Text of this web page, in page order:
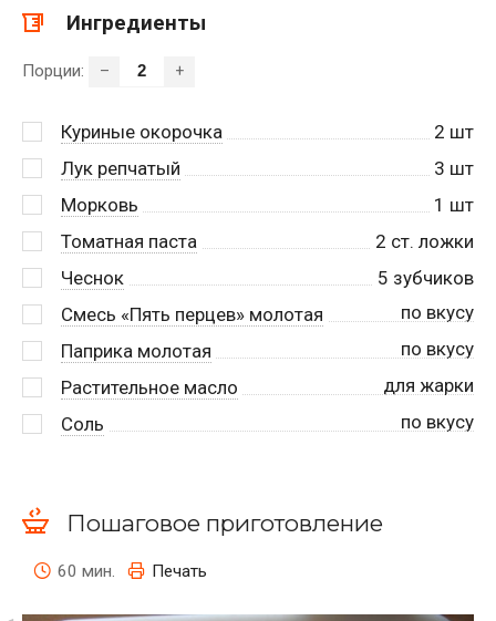
Ингредиенты
Порции: – +
Куриные окорочка 2 шт
Лук репчатый
3 шт
Морковь
1 шт
Томатная паста
2 ст. ложки
Чеснок
5 зубчиков
Смесь «Пять перцев» молотая
по вкусу
Паприка молотая
по вкусу
Растительное масло
для жарки
Соль
по вкусу
Пошаговое приготовление
60 мин. Печать